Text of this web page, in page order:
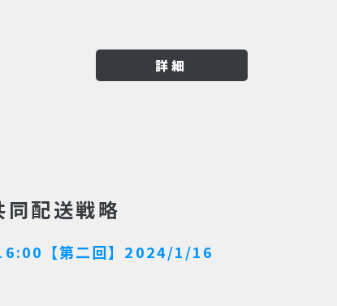
詳細
配送戦略
【第二回】2024/1/16